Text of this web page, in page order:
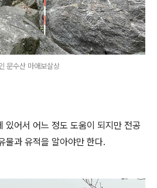
문수산 마애보살상
있어서 어느 정도 도움이 되지만 전공
물과 유적을 알아야만 한다.